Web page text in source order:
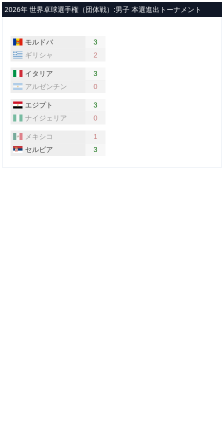
メインコンテンツへスキップ
2026年 世界卓球選手権（団体戦）:男子 本選進出トーナメント
モルドバ
3
ギリシャ
2
イタリア
3
アルゼンチン
0
エジプト
3
ナイジェリア
0
メキシコ
1
セルビア
3